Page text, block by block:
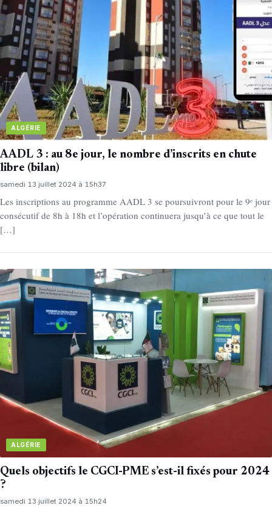
ALGÉRIE
AADL 3 : au 8e jour, le nombre d’inscrits en chute
libre (bilan)
samedi 13 juillet 2024 à 15h37
Les inscriptions au programme AADL 3 se poursuivront pour le 9ᵉ jour
consécutif de 8h à 18h et l’opération continuera jusqu’à ce que tout le
[…]
ALGÉRIE
Quels objectifs le CGCI-PME s’est-il fixés pour 2024
?
samedi 13 juillet 2024 à 15h24